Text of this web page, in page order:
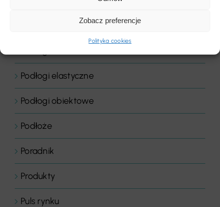
Zobacz preferencje
Polityka cookies
Podłogi domowe
Podłogi elastyczne
Podłogi obiektowe
Podłoże
Poradnik
Produkty
Puls rynku